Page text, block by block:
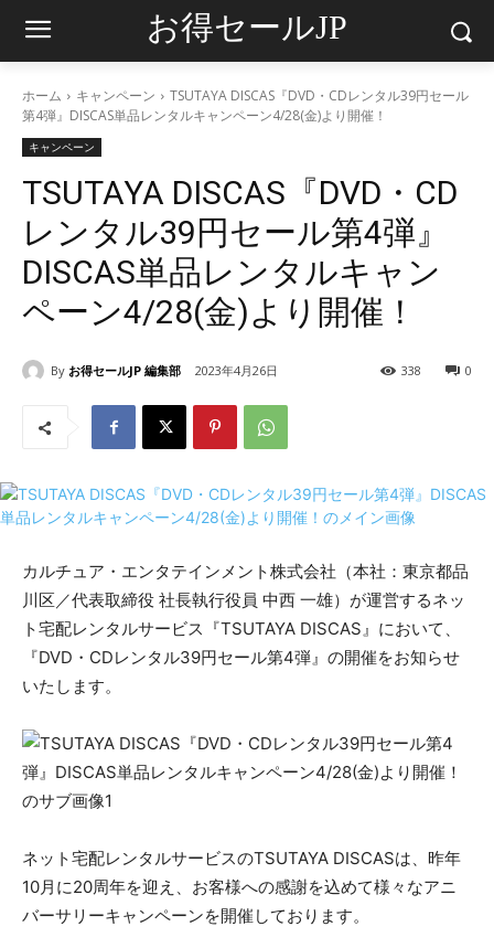
お得セールJP
ホーム キャンペーン
TSUTAYA DISCAS『DVD・CDレンタル39円セール
第4弾』DISCAS単品レンタルキャンペーン4/28(金)より開催！
キャンペーン
TSUTAYA DISCAS『DVD・CD
レンタル39円セール第4弾』
DISCAS単品レンタルキャン
ペーン4/28(金)より開催！
By お得セールJP 編集部 2023年4月26日 0
338
カルチュア・エンタテインメント株式会社（本社：東京都品
川区／代表取締役 社長執行役員 中西 一雄）が運営するネッ
ト宅配レンタルサービス『TSUTAYA DISCAS』において、
『DVD・CDレンタル39円セール第4弾』の開催をお知らせ
いたします。
ネット宅配レンタルサービスのTSUTAYA DISCASは、昨年
10月に20周年を迎え、お客様への感謝を込めて様々なアニ
バーサリーキャンペーンを開催しております。